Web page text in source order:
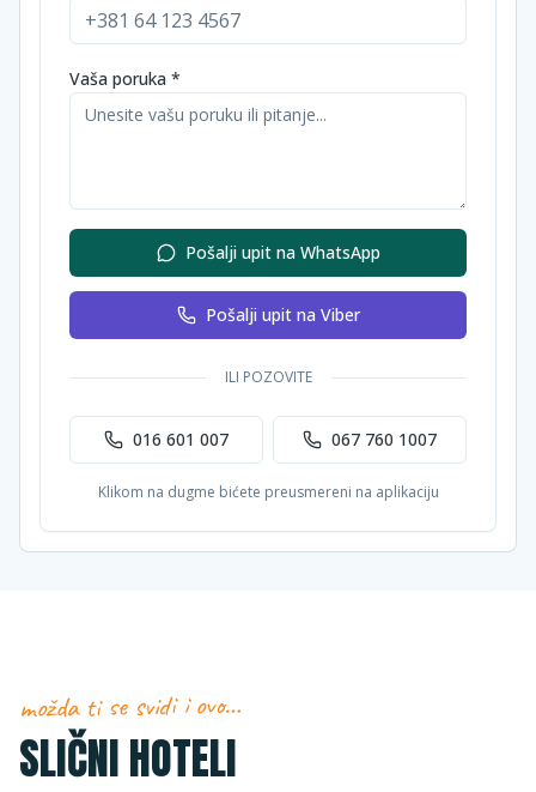
Vaša poruka *
Pošalji upit na WhatsApp
Pošalji upit na Viber
ILI POZOVITE
016 601 007 067 760 1007
Klikom na dugme bićete preusmereni na aplikaciju
možda ti se svidi i ovo…
SLIČNI HOTELI